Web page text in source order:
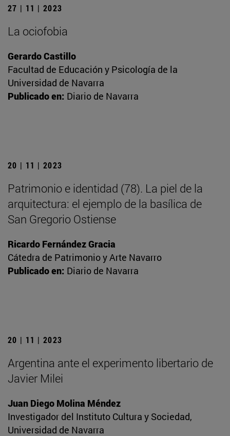
27 | 11 | 2023
La ociofobia
Gerardo Castillo
Facultad de Educación y Psicología de la
Universidad de Navarra
Publicado en: Diario de Navarra
20 | 11 | 2023
Patrimonio e identidad (78). La piel de la
arquitectura: el ejemplo de la basílica de
San Gregorio Ostiense
Ricardo Fernández Gracia
Cátedra de Patrimonio y Arte Navarro
Publicado en: Diario de Navarra
20 | 11 | 2023
Argentina ante el experimento libertario de
Javier Milei
Juan Diego Molina Méndez
Investigador del Instituto Cultura y Sociedad,
Universidad de Navarra